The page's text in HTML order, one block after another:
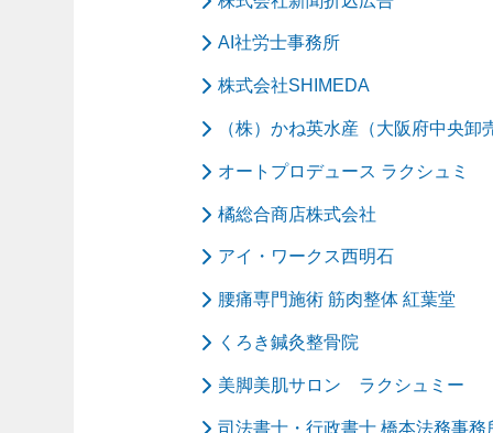
AI社労士事務所
株式会社SHIMEDA
（株）かね英水産（大阪府中央卸
オートプロデュース ラクシュミ
橘総合商店株式会社
アイ・ワークス西明石
腰痛専門施術 筋肉整体 紅葉堂
くろき鍼灸整骨院
美脚美肌サロン ラクシュミー
司法書士・行政書士 橋本法務事務